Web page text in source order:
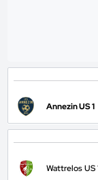
Annezin US 1
Wattrelos US